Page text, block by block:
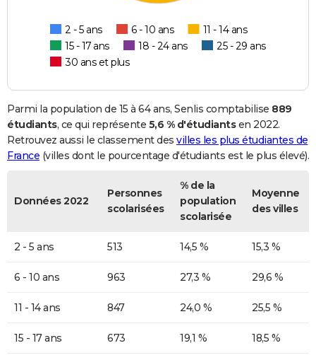
2 - 5 ans 6 - 10 ans
11 - 14 ans
15 - 17 ans
18 - 24 ans
25 - 29 ans
30 ans et plus
Parmi la population de 15 à 64 ans, Senlis comptabilise 889
étudiants, ce qui représente 5,6 % d'étudiantsen 2022.
Retrouvez aussi le classement des villes les plus étudiantes de
France (villes dont le pourcentage d'étudiants est le plus élevé).
Données 2022
Personnes
scolarisées
% de la
population
scolarisée
Moyenne
des villes
2 - 5 ans 513 14,5 % 15,3 %
6 - 10 ans 963 27,3 % 29,6 %
11 - 14 ans 847 24,0 % 25,5 %
15 - 17 ans 673 19,1 % 18,5 %